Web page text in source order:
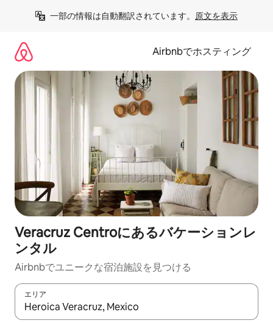
一部の情報は自動翻訳されています。 原文を表示
Airbnbでホスティング
Veracruz Centroにあるバケーションレ
ンタル
Airbnbでユニークな宿泊施設を見つける
エリア
検索結果が表示されたら、上下の矢印キーを使って移動するか